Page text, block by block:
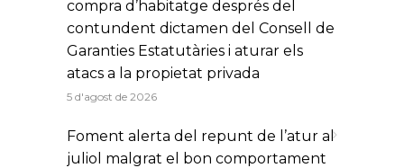
compra d’habitatge després del
contundent dictamen del Consell de
Garanties Estatutàries i aturar els
atacs a la propietat privada
5 d'agost de 2026
Foment alerta del repunt de l’atur al
juliol malgrat el bon comportament